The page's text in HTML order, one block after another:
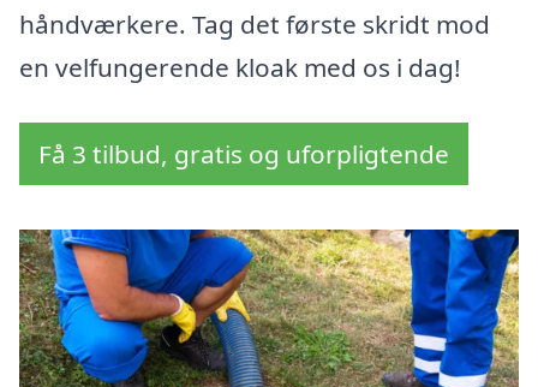
håndværkere. Tag det første skridt mod
en velfungerende kloak med os i dag!
Få 3 tilbud, gratis og uforpligtende